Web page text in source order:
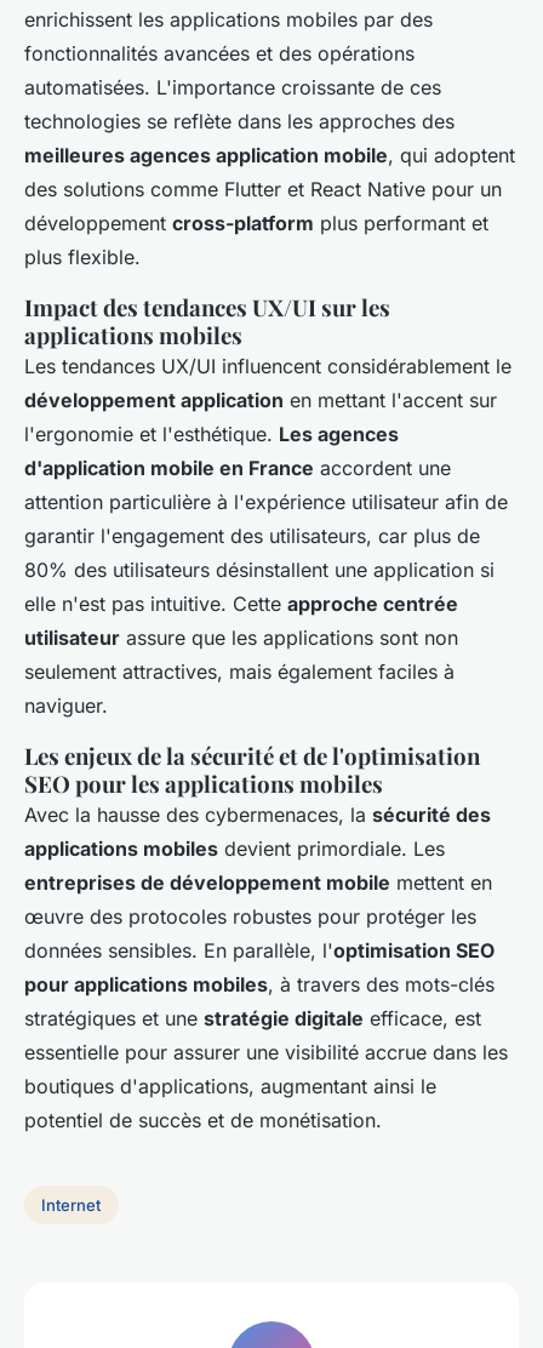
enrichissent les applications mobiles par des
fonctionnalités avancées et des opérations
automatisées. L'importance croissante de ces
technologies se reflète dans les approches des
meilleures agences application mobile, qui adoptent
des solutions comme Flutter et React Native pour un
développement cross-platform plus performant et
plus flexible.
Impact des tendances UX/UI sur les
applications mobiles
Les tendances UX/UI influencent considérablement le
développement application en mettant l'accent sur
l'ergonomie et l'esthétique. Les agences
d'application mobile en France accordent une
attention particulière à l'expérience utilisateur afin de
garantir l'engagement des utilisateurs, car plus de
80% des utilisateurs désinstallent une application si
elle n'est pas intuitive. Cette approche centrée
utilisateur assure que les applications sont non
seulement attractives, mais également faciles à
naviguer.
Les enjeux de la sécurité et de l'optimisation
SEO pour les applications mobiles
Avec la hausse des cybermenaces, la sécurité des
applications mobiles devient primordiale. Les
entreprises de développement mobile mettent en
œuvre des protocoles robustes pour protéger les
données sensibles. En parallèle, l'optimisation SEO
pour applications mobiles, à travers des mots-clés
stratégiques et une stratégie digitale efficace, est
essentielle pour assurer une visibilité accrue dans les
boutiques d'applications, augmentant ainsi le
potentiel de succès et de monétisation.
Internet